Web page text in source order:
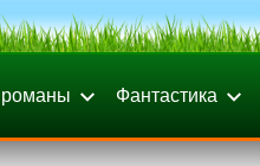
Фантастика